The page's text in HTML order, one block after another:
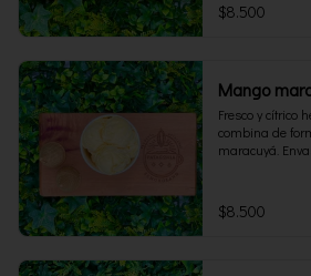
$8.500
Mango
Fresco y cítrico
combina de
maracuyá.
$8.500